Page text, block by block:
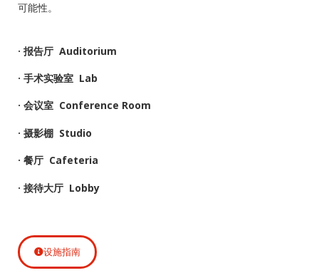
可能性。
· 报告厅 Auditorium
· 手术实验室 Lab
· 会议室 Conference Room
· 摄影棚 Studio
· 餐厅 Cafeteria
· 接待大厅 Lobby
设施指南